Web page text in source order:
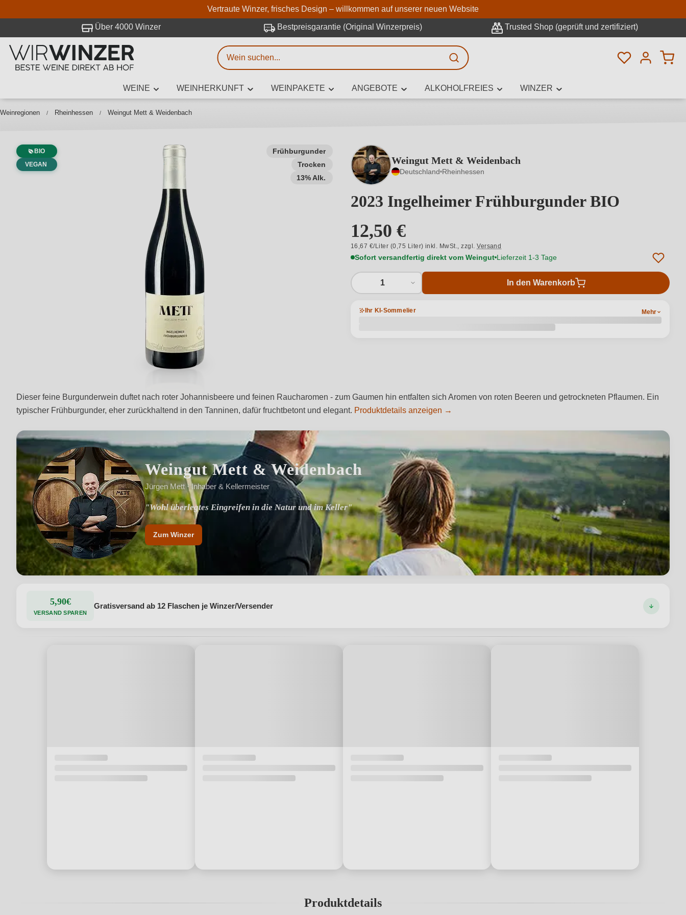
Zum Hauptinhalt springen
Zur Suche springen
Zur Hauptnavigation springen
Vertraute Winzer, frisches Design – willkommen auf unserer neuen Website
Über 4000 Winzer Bestpreisgarantie (Original Winzerpreis) Trusted Shop (geprüft und zertifiziert)
Du hast 0
WEINE WEINHERKUNFT WEINPAKETE ANGEBOTE ALKOHOLFREIES WINZER
Weinregionen Rheinhessen Weingut Mett & Weidenbach
Frühburgunder
Trocken
13% Alk.
BIO
VEGAN
Weingut Mett & Weidenbach
Deutschland Rheinhessen
2023 Ingelheimer Frühburgunder BIO
12,50 €
16,67 €/Liter (0,75 Liter) inkl. MwSt.,zzgl.Versand
Sofort versandfertig direkt vom Weingut Lieferzeit 1-3 Tage
1 In den Warenkorb
Ihr KI-Sommelier Mehr
Dieser feine Burgunderwein duftet nach roter Johannisbeere und feinen Raucharomen - zum Gaumen hin entfalten sich Aromen von roten Beeren und getrockneten Pflaumen. Ein
typischer Frühburgunder, eher zurückhaltend in den Tanninen, dafür fruchtbetont und elegant. Produktdetails anzeigen →
Weingut Mett & Weidenbach
Jürgen Mett · Inhaber & Kellermeister
"Wohl überlegtes Eingreifen in die Natur und im Keller"
Zum Winzer
5,90€
VERSAND SPAREN
Gratisversand ab 12 Flaschen je Winzer/Versender
Produktdetails
Weinsuche
Mindestens 3 Zeichen eingeben
Erweiterte Suche
Beschreiben Sie, welchen Wein Sie suchen – ob nach Geschmack, Anlass, Weinnamen,
Rebsorte, Region, Winzer oder anderen Kriterien.
bei WirWinzer.